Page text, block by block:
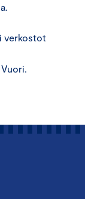
verkostot